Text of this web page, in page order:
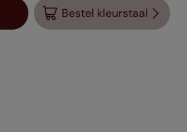
Bestel kleurstaal